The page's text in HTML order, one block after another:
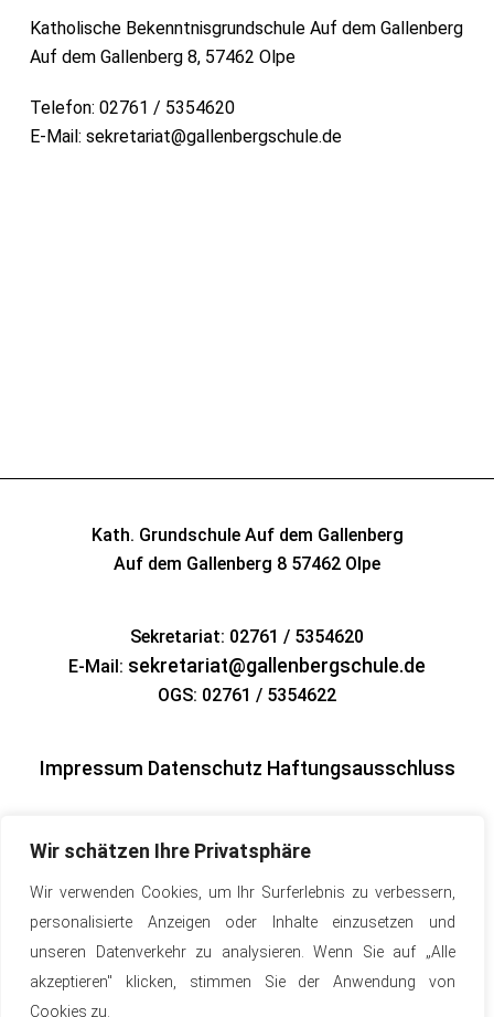
Wir schätzen Ihre Privatsphäre
Wir verwenden Cookies, um Ihr Surferlebnis zu verbessern,
personalisierte Anzeigen oder Inhalte einzusetzen und
unseren Datenverkehr zu analysieren. Wenn Sie auf „Alle
akzeptieren" klicken, stimmen Sie der Anwendung von
Cookies zu.
Katholische Bekenntnisgrundschule Auf dem Gallenberg
Auf dem Gallenberg 8, 57462 Olpe
Telefon: 02761 / 5354620
E-Mail: sekretariat@gallenbergschule.de
Kath. Grundschule Auf dem Gallenberg
Auf dem Gallenberg 8 57462 Olpe
Sekretariat: 02761 / 5354620
E-Mail: sekretariat@gallenbergschule.de
OGS: 02761 / 5354622
Impressum Datenschutz Haftungsausschluss